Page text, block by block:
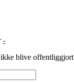
-
blive offentliggjort